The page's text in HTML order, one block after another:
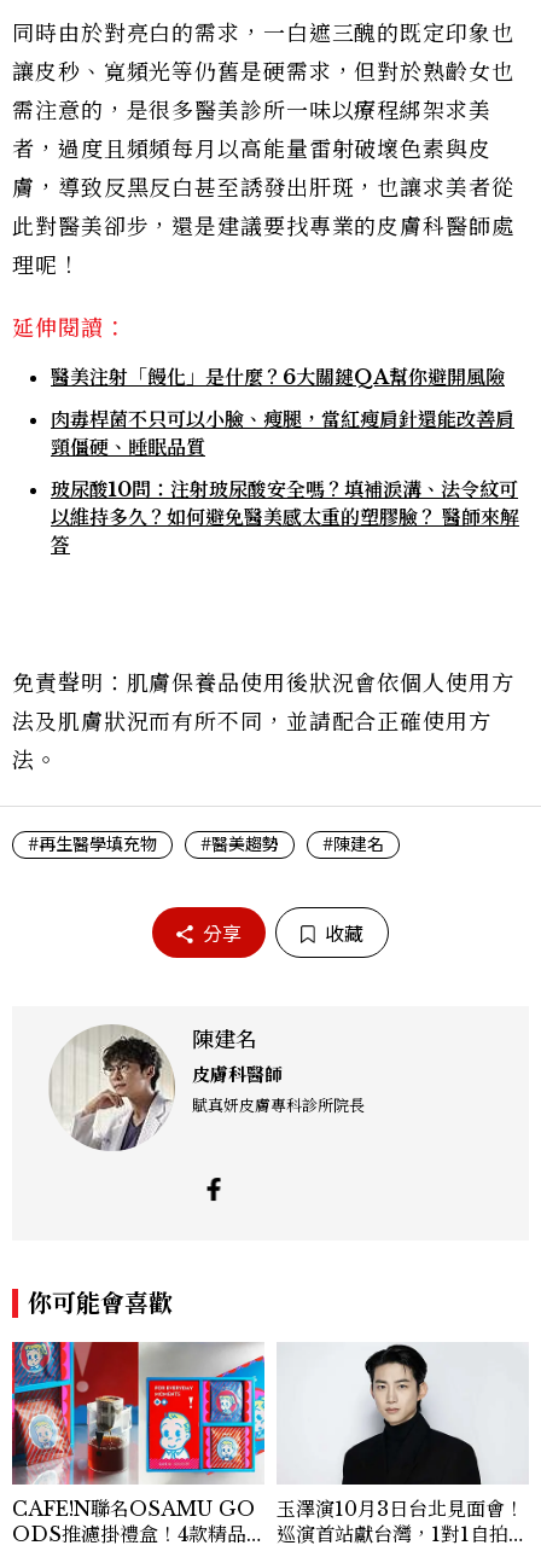
同時由於對亮白的需求，一白遮三醜的既定印象也
讓皮秒、寬頻光等仍舊是硬需求，但對於熟齡女也
需注意的，是很多醫美診所一味以療程綁架求美
者，過度且頻頻每月以高能量雷射破壞色素與皮
膚，導致反黑反白甚至誘發出肝斑，也讓求美者從
此對醫美卻步，還是建議要找專業的皮膚科醫師處
理呢！
延伸閱讀：
醫美注射「饅化」是什麼？6大關鍵QA幫你避開風險
肉毒桿菌不只可以小臉、瘦腿，當紅瘦肩針還能改善肩
頸僵硬、睡眠品質
玻尿酸10問：注射玻尿酸安全嗎？填補淚溝、法令紋可
以維持多久？如何避免醫美感太重的塑膠臉？ 醫師來解
答
免責聲明：肌膚保養品使用後狀況會依個人使用方
法及肌膚狀況而有所不同，並請配合正確使用方
法。
#再生醫學填充物 #醫美趨勢 #陳建名
分享 收藏
陳建名
皮膚科醫師
賦真妍皮膚專科診所院長
你可能會喜歡
CAFE!N聯名OSAMU GO
ODS推濾掛禮盒！4款精品
玉澤演10月3日台北見面會！
巡演首站獻台灣，1對1自拍、